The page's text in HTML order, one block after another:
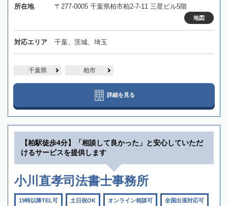
所在地 〒277-0005 千葉県柏市柏2-7-11 三星ビル5階
地図
対応エリア 千葉、茨城、埼玉
千葉県 柏市
詳細を見る
【柏駅徒歩4分】「相談して良かった」と安心していただ
けるサービスを提供します
小川直孝司法書士事務所
19時以降TEL可 土日祝OK オンライン相談可 全国出張対応可